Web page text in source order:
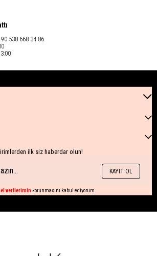
538 668 34 86
ilk siz haberdar olun!
KAYIT OL
verilerimin korunmasını kabul ediyorum.